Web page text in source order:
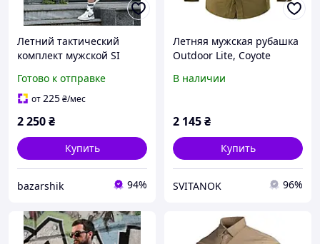
Летний тактический
комплект мужской SI
(Сорочка + Шорты-карго)
Готово к отправке
от225₴/мес
2 250₴
Купить
bazarshik 94%
Летняя мужская рубашка
Outdoor Lite, Coyote
В наличии
2 145₴
Купить
SVITANOK 96%